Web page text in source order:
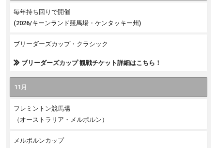
毎年持ち回りで開催
(2026/キーンランド競馬場・ケンタッキー州)
ブリーダーズカップ・クラシック
ブリーダーズカップ 観戦チケット詳細はこちら！
11月
フレミントン競馬場
（オーストラリア・メルボルン）
メルボルンカップ